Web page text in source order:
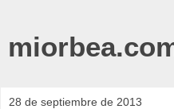
28 de septiembre de 2013